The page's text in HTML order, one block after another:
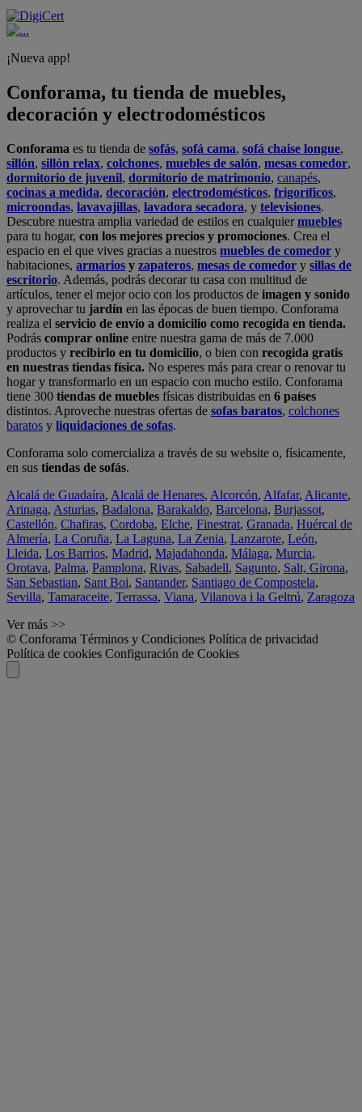
¡Nueva app!
Conforama, tu tienda de muebles,
decoración y electrodomésticos
Conforama es tu tienda de sofás, sofá cama, sofá chaise longue,
sillón, sillón relax, colchones, muebles de salón, mesas comedor,
dormitorio de juvenil, dormitorio de matrimonio, canapés,
cocinas a medida, decoración, electrodomésticos, frigoríficos,
microondas, lavavajillas, lavadora secadora, y televisiones.
Descubre nuestra amplia variedad de estilos en cualquiermuebles
para tu hogar, con los mejores precios y promociones. Crea el
espacio en el que vives gracias a nuestros muebles de comedor y
habitaciones, armarios y zapateros, mesas de comedor y sillas de
escritorio. Además, podrás decorar tu casa con multitud de
artículos, tener el mejor ocio con los productos de imagen y sonido
y aprovechar tu jardín en las épocas de buen tiempo. Conforama
realiza el servicio de envío a domicilio como recogida en tienda.
Podrás comprar online entre nuestra gama de más de 7.000
productos y recibirlo en tu domicilio, o bien con recogida gratis
en nuestras tiendas física. No esperes más para crear o renovar tu
hogar y transformarlo en un espacio con mucho estilo. Conforama
tiene 300 tiendas de muebles físicas distribuidas en 6 países
distintos. Aproveche nuestras ofertas de sofas baratos, colchones
baratos y liquidaciones de sofas.
Conforama solo comercializa a través de su website o, físicamente,
en sus tiendas de sofás.
Alcalá de Guadaíra, Alcalá de Henares, Alcorcón, Alfafar, Alicante,
Arinaga, Asturias, Badalona, Barakaldo, Barcelona, Burjassot,
Castellón, Chafiras, Cordoba, Elche, Finestrat, Granada, Huércal de
Almería, La Coruña, La Laguna, La Zenia, Lanzarote, León,
Lleida, Los Barrios, Madrid, Majadahonda, Málaga, Murcia,
Orotava, Palma, Pamplona, Rivas, Sabadell, Sagunto, Salt, Girona,
San Sebastian, Sant Boi, Santander, Santiago de Compostela,
Sevilla, Tamaraceite, Terrassa, Viana, Vilanova i la Geltrú, Zaragoza
Ver más >>
© Conforama Términos y Condiciones Política de privacidad
Política de cookies Configuración de Cookies